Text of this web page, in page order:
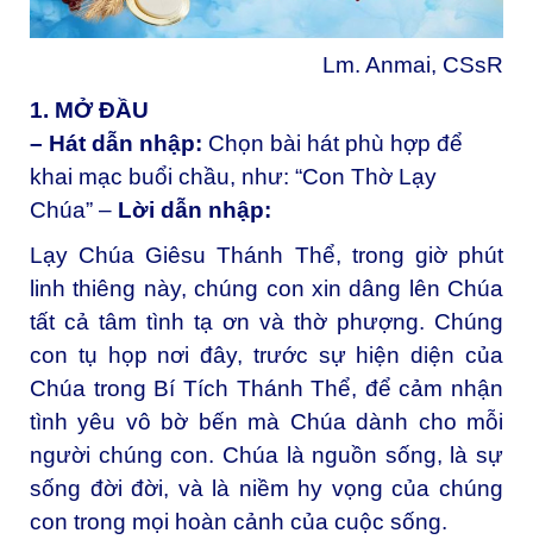
Lm. Anmai, CSsR
1. MỞ ĐẦU
– Hát dẫn nhập: Chọn bài hát phù hợp để
khai mạc buổi chầu, như: “Con Thờ Lạy
Chúa” – Lời dẫn nhập:
Lạy Chúa Giêsu Thánh Thể, trong giờ phút
linh thiêng này, chúng con xin dâng lên Chúa
tất cả tâm tình tạ ơn và thờ phượng. Chúng
con tụ họp nơi đây, trước sự hiện diện của
Chúa trong Bí Tích Thánh Thể, để cảm nhận
tình yêu vô bờ bến mà Chúa dành cho mỗi
người chúng con. Chúa là nguồn sống, là sự
sống đời đời, và là niềm hy vọng của chúng
con trong mọi hoàn cảnh của cuộc sống.